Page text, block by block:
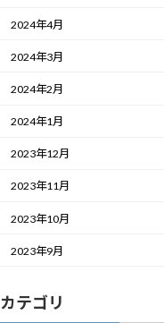
2024年4月
2024年3月
2024年2月
2024年1月
2023年12月
2023年11月
2023年10月
2023年9月
カテゴリ